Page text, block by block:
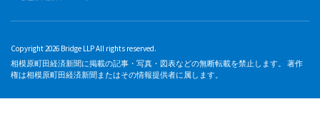
Copyright 2026 Bridge LLP All rights reserved.
相模原町田経済新聞に掲載の記事・写真・図表などの無断転載を禁止します。 著作
権は相模原町田経済新聞またはその情報提供者に属します。